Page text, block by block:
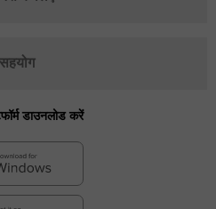
सहयोग
डाउनलोड करें